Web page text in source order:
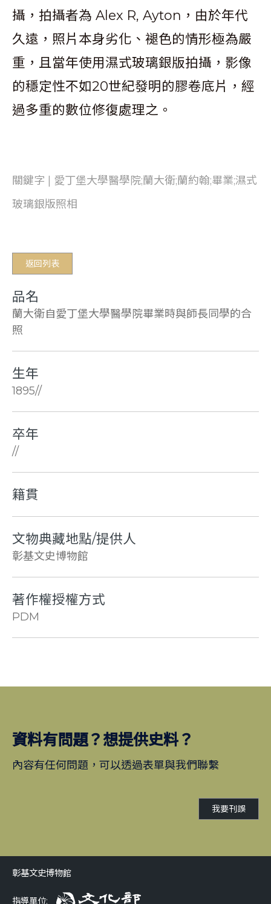
攝，拍攝者為 Alex R, Ayton，由於年代
久遠，照片本身劣化、褪色的情形極為嚴
重，且當年使用濕式玻璃銀版拍攝，影像
的穩定性不如20世紀發明的膠卷底片，經
過多重的數位修復處理之。
關鍵字 | 愛丁堡大學醫學院;蘭大衛;蘭約翰;畢業;濕式
玻璃銀版照相
返回列表
品名
蘭大衛自愛丁堡大學醫學院畢業時與師長同學的合
照
生年
1895//
卒年
//
籍貫
文物典藏地點/提供人
彰基文史博物館
著作權授權方式
PDM
資料有問題？想提供史料？
內容有任何問題，可以透過表單與我們聯繫
我要刊誤
彰基文史博物館
指導單位: